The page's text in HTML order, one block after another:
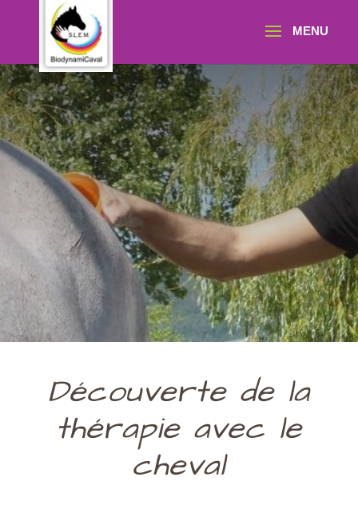
Découverte de la
thérapie avec le
cheval